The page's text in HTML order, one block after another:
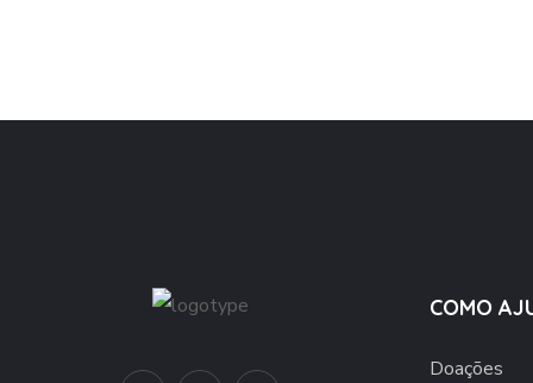
COMO
Doações